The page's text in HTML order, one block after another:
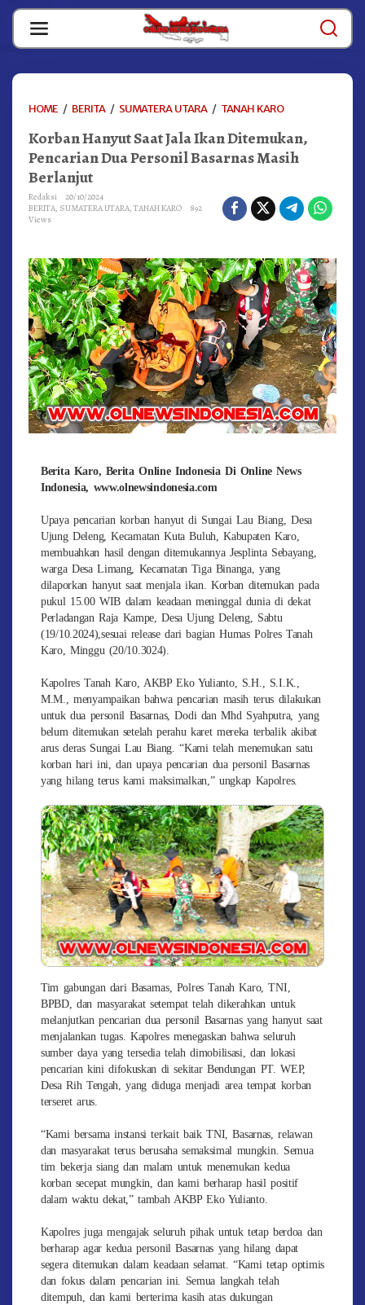
Skip
content
HOME / BERITA / SUMATERA UTARA / TANAH KAROKORBAN
SAAT
JALA
IKAN
PENCARIAN
DUA
PERSONIL
BERLANJUT
Korban Hanyut Saat Jala Ikan Ditemukan,
Pencarian Dua Personil Basarnas Masih
Berlanjut
Redaksi
20/10/2024
BERITA, SUMATERA UTARA,TANAH KARO
892
Views
Berita Karo, Berita Online Indonesia Di Online News
Indonesia, www.olnewsindonesia.com
Upaya pencarian korban hanyut di Sungai Lau Biang, Desa
Ujung Deleng, Kecamatan Kuta Buluh, Kabupaten Karo,
membuahkan hasil dengan ditemukannya Jesplinta Sebayang,
warga Desa Limang, Kecamatan Tiga Binanga, yang
dilaporkan hanyut saat menjala ikan. Korban ditemukan pada
pukul 15.00 WIB dalam keadaan meninggal dunia di dekat
Perladangan Raja Kampe, Desa Ujung Deleng, Sabtu
(19/10.2024),sesuai release dari bagian Humas Polres Tanah
Karo, Minggu (20/10.3024).
Kapolres Tanah Karo, AKBP Eko Yulianto, S.H., S.I.K.,
M.M., menyampaikan bahwa pencarian masih terus dilakukan
untuk dua personil Basarnas, Dodi dan Mhd Syahputra, yang
belum ditemukan setelah perahu karet mereka terbalik akibat
arus deras Sungai Lau Biang. “Kami telah menemukan satu
korban hari ini, dan upaya pencarian dua personil Basarnas
yang hilang terus kami maksimalkan,” ungkap Kapolres.
Tim gabungan dari Basarnas, Polres Tanah Karo, TNI,
BPBD, dan masyarakat setempat telah dikerahkan untuk
melanjutkan pencarian dua personil Basarnas yang hanyut saat
menjalankan tugas. Kapolres menegaskan bahwa seluruh
sumber daya yang tersedia telah dimobilisasi, dan lokasi
pencarian kini difokuskan di sekitar Bendungan PT. WEP,
Desa Rih Tengah, yang diduga menjadi area tempat korban
terseret arus.
“Kami bersama instansi terkait baik TNI, Basarnas, relawan
dan masyarakat terus berusaha semaksimal mungkin. Semua
tim bekerja siang dan malam untuk menemukan kedua
korban secepat mungkin, dan kami berharap hasil positif
dalam waktu dekat,” tambah AKBP Eko Yulianto.
Kapolres juga mengajak seluruh pihak untuk tetap berdoa dan
berharap agar kedua personil Basarnas yang hilang dapat
segera ditemukan dalam keadaan selamat. “Kami tetap optimis
dan fokus dalam pencarian ini. Semua langkah telah
ditempuh, dan kami berterima kasih atas dukungan